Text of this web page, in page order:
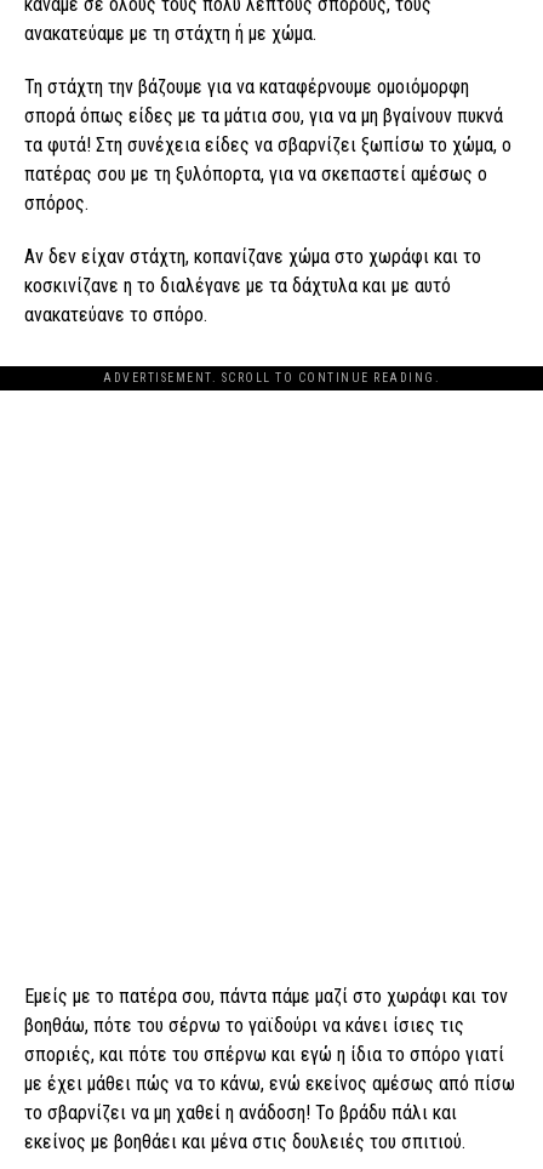
κάναμε σε όλους τους πολύ λεπτούς σπόρους, τους
ανακατεύαμε με τη στάχτη ή με χώμα.
Τη στάχτη την βάζουμε για να καταφέρνουμε ομοιόμορφη
σπορά όπως είδες με τα μάτια σου, για να μη βγαίνουν πυκνά
τα φυτά! Στη συνέχεια είδες να σβαρνίζει ξωπίσω το χώμα, ο
πατέρας σου με τη ξυλόπορτα, για να σκεπαστεί αμέσως ο
σπόρος.
Αν δεν είχαν στάχτη, κοπανίζανε χώμα στο χωράφι και το
κοσκινίζανε η το διαλέγανε με τα δάχτυλα και με αυτό
ανακατεύανε το σπόρο.
ADVERTISEMENT. SCROLL TO CONTINUE READING.
Εμείς με το πατέρα σου, πάντα πάμε μαζί στο χωράφι και τον
βοηθάω, πότε του σέρνω το γαϊδούρι να κάνει ίσιες τις
σποριές, και πότε του σπέρνω και εγώ η ίδια το σπόρο γιατί
με έχει μάθει πώς να το κάνω, ενώ εκείνος αμέσως από πίσω
το σβαρνίζει να μη χαθεί η ανάδοση! Το βράδυ πάλι και
εκείνος με βοηθάει και μένα στις δουλειές του σπιτιού.